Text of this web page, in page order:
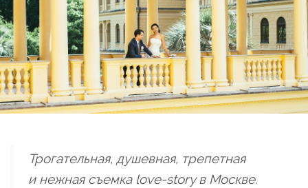
Трогательная, душевная, трепетная
и нежная съемка love-story в Москве.